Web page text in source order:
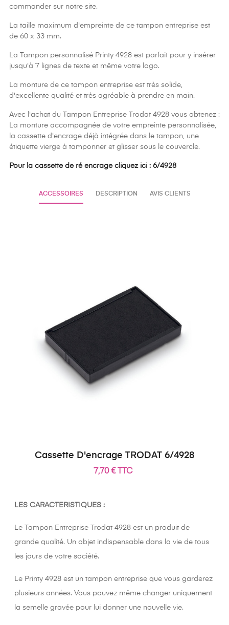
commander sur notre site.
La taille maximum d'empreinte de ce tampon entreprise est
de 60 x 33 mm.
La Tampon personnalisé Printy 4928 est parfait pour y insérer
jusqu'à 7 lignes de texte et même votre logo.
La monture de ce tampon entreprise est très solide,
d'excellente qualité et très agréable à prendre en main.
Avec l'achat du Tampon Entreprise Trodat 4928 vous obtenez :
La monture accompagnée de votre empreinte personnalisée,
la cassette d'encrage déjà intégrée dans le tampon, une
étiquette vierge à tamponner et glisser sous le couvercle.
Pour la cassette de ré encrage cliquez ici : 6/4928
ACCESSOIRES DESCRIPTION AVIS CLIENTS
Cassette D'encrage TRODAT 6/4928
7,70 € TTC
LES CARACTERISTIQUES :
Le Tampon Entreprise Trodat 4928 est un produit de
grande qualité. Un objet indispensable dans la vie de tous
les jours de votre société.
Le Printy 4928 est un tampon entreprise que vous garderez
plusieurs années. Vous pouvez même changer uniquement
la semelle gravée pour lui donner une nouvelle vie.